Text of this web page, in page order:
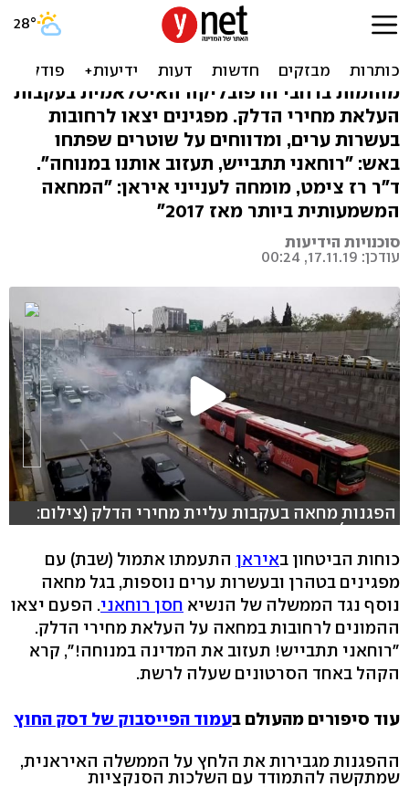
מחאת הדלק באיראן: "המצב
שלנו רק יחמיר"
מהומות ברחבי הרפובליקה האיסלאמית בעקבות
העלאת מחירי הדלק. מפגינים יצאו לרחובות
בעשרות ערים, ומדווחים על שוטרים שפתחו
באש: "רוחאני תתבייש, תעזוב אותנו במנוחה".
ד"ר רז צימט, מומחה לענייני איראן: "המחאה
המשמעותית ביותר מאז 2017"
סוכנויות הידיעות
עודכן: 17.11.19, 00:24
הפגנות מחאה בעקבות עליית מחירי הדלק (צילום:
רויטרס)
כוחות הביטחון באיראן התעמתו אתמול (שבת) עם
מפגינים בטהרן ובעשרות ערים נוספות, בגל מחאה
נוסף נגד הממשלה של הנשיא חסן רוחאני. הפעם יצאו
ההמונים לרחובות במחאה על העלאת מחירי הדלק.
"רוחאני תתבייש! תעזוב את המדינה במנוחה!", קרא
הקהל באחד הסרטונים שעלה לרשת.
עוד סיפורים מהעולם בעמוד הפייסבוק של דסק החוץ
ההפגנות מגבירות את הלחץ על הממשלה האיראנית,
שמתקשה להתמודד עם השלכות הסנקציות